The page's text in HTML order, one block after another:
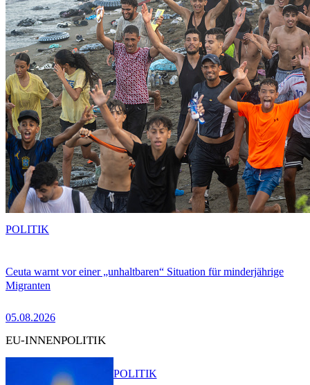
Ceuta warnt vor einer „unhaltbaren“ Situation für minderjährige
Migranten
05.08.2026
POLITIK
EU-INNENPOLITIK
POLITIK